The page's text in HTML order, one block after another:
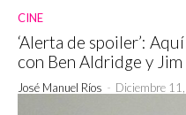
CINE
‘Alerta de spoiler’:
con Ben Aldridge y Jim
José Manuel Ríos - Diciembre